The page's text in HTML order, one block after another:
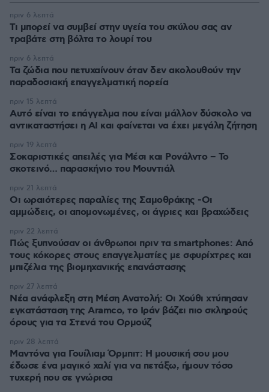
Τι μπορεί να συμβεί στην υγεία του σκύλου σας αν
τραβάτε στη βόλτα το λουρί του
πριν 6 λεπτά
Τα ζώδια που πετυχαίνουν όταν δεν ακολουθούν την
παραδοσιακή επαγγελματική πορεία
πριν 6 λεπτά
Αυτό είναι το επάγγελμα που είναι μάλλον δύσκολο να
αντικαταστήσει η AI και φαίνεται να έχει μεγάλη ζήτηση
πριν 15 λεπτά
Σοκαριστικές απειλές για Μέσι και Ρονάλντο – Το
σκοτεινό… παρασκήνιο του Μουντιάλ
πριν 19 λεπτά
Οι ωραιότερες παραλίες της Σαμοθράκης -Οι
αμμώδεις, οι απομονωμένες, οι άγριες και βραχώδεις
πριν 21 λεπτά
Πώς ξυπνούσαν οι άνθρωποι πριν τα smartphones: Από
τους κόκορες στους επαγγελματίες με σφυρίχτρες και
μπιζέλια της βιομηχανικής επανάστασης
πριν 22 λεπτά
Νέα ανάφλεξη στη Μέση Ανατολή: Οι Χούθι χτύπησαν
εγκατάσταση της Aramco, το Ιράν βάζει πιο σκληρούς
όρους για τα Στενά του Ορμούζ
πριν 27 λεπτά
Μαντόνα για Γουίλιαμ Όρμπιτ: Η μουσική σου μου
έδωσε ένα μαγικό χαλί για να πετάξω, ήμουν τόσο
τυχερή που σε γνώρισα
πριν 28 λεπτά